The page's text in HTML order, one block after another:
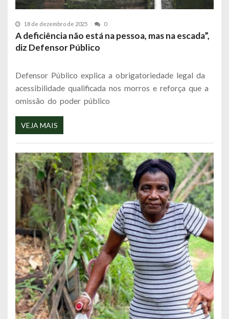
18 de dezembro de 2025 0
A deficiência não está na pessoa, mas na escada”,
diz Defensor Público
Defensor Público explica a obrigatoriedade legal da
acessibilidade qualificada nos morros e reforça que a
omissão do poder público
VEJA MAIS